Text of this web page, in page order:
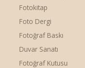
Fotokitap
Foto Dergi
Fotoğraf Baskı
Duvar Sanatı
Fotoğraf Kutusu